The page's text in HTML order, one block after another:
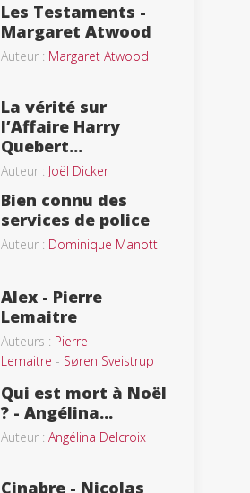
Les Testaments -
Margaret Atwood
Auteur : Margaret Atwood
La vérité sur
l’Affaire Harry
Quebert...
Auteur : Joël Dicker
Bien connu des
services de police
Auteur : Dominique Manotti
Alex - Pierre
Lemaitre
Auteurs : Pierre
Lemaitre - Søren Sveistrup
Qui est mort à Noël
? - Angélina...
Auteur : Angélina Delcroix
Cinabre - Nicolas